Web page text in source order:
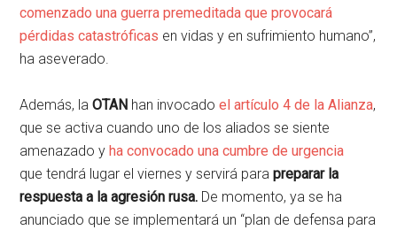
comenzado una guerra premeditada que provocará
pérdidas catastróficas en vidas y en sufrimiento humano”,
ha aseverado.
Además, laOTAN han invocadoel artículo 4 de la Alianza,
que se activa cuando uno de los aliados se siente
amenazado y ha convocado una cumbre de urgencia
que tendrá lugar el viernes y servirá parapreparar la
respuesta a la agresión rusa. De momento, ya se ha
anunciado que se implementará un “plan de defensa para